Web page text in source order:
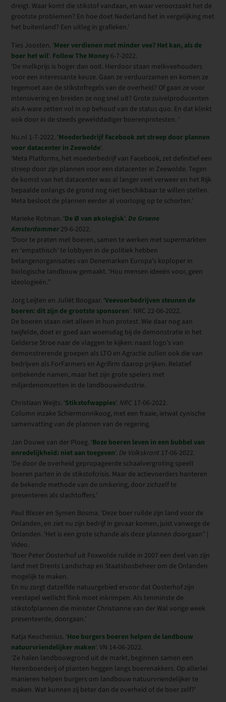
dreigt. Waar komt die stikstof vandaan, en waar veroorzaakt het de
grootste problemen? En hoe doet Nederland het in vergelijking met
het buitenland? Een uitleg in grafieken.’
Ties Joosten. ‘Meer verdienen met minder vee? Het kan, als de
boer het wil‘. Follow The Money 6-7-2022.
‘De melkprijs is hoger dan ooit. Hierdoor staan melkveehouders
voor een interessante keuze. Gaan ze verduurzamen en komen ze
tegemoet aan de stikstofregels van de overheid? Of gaan ze voor
intensivering en breiden ze nog snel uit? Grote zuivelproducenten
als A-ware zetten vol in op behoud van de status quo. En dat klinkt
ook door in de steeds gewelddadiger boerenprotesten. ‘
Nu.nl 1-7-2022. ‘Moederbedrijf Facebook zet streep door plannen
voor datacenter in Zeewolde‘.
‘Meta Platforms, het moederbedrijf van Facebook, zet definitief een
streep door zijn plannen voor een datacenter in Zeewolde. Tegen
de komst van het datacenter was al langer veel verweer en het Rijk
bepaalde onlangs de grond nog niet beschikbaar te willen stellen.
Meta besloot de plannen eerder al voorlopig op te schorten.’
Marieke Rotman. ‘De Ø van økologisk‘.De Groene
Amsterdammer29-6-2022.
‘Door te praten met boeren, samen te werken met supermarkten
en ‘empathisch’ te lobbyen in de politiek hebben
belangenorganisaties van Denemarken Europa’s koploper in
biologische landbouw gemaakt. ‘Hou mensen ideeën voor, geen
ideologieën.’’
Jorg Leijten en Juliët Boogaar. ‘Veevoerbedrijven steunen de
boeren: dit zijn de grootste sponsoren‘. NRC 22-06-2022.
De boeren staan niet alleen in hun protest. Wie daar nog aan
twijfelde, doet er goed aan woensdag bij de demonstratie in het
Gelderse Stroe naar de vlaggen te kijken: naast logo’s van
demonstrerende groepen als LTO en Agractie zullen ook die van
bedrijven als ForFarmers en Agrifirm daarop prijken. Relatief
onbekende namen, maar het zijn grote spelers met
miljardenomzetten in de landbouwindustrie.
Christiaan Weijts. ‘Stikstofwappies‘. NRC 17-06-2022.
Column inzake Schiermonnikoog, met een fraaie, ietwat cynische
samenvatting van de plannen van de regering.
Jan Douwe van der Ploeg. ‘Boze boeren leven in een bubbel van
onredelijkheid: niet aan toegeven‘. De Volkskrant 17-06-2022.
‘De door de overheid gepropageerde schaalvergroting speelt
boeren parten in de stikstofcrisis. Maar de actievoerders hanteren
de bekende methode van de omkering, door zichzelf te
presenteren als slachtoffers.’
Paul Blezer en Symen Bosma. ‘Deze boer ruilde zijn land voor de
Onlanden, en ziet nu zijn bedrijf in gevaar komen, juist vanwege de
Onlanden. ‘Het is een grote schande als deze plannen doorgaan’’ |
Video.
‘Boer Peter Oosterhof uit Foxwolde ruilde in 2007 een deel van zijn
land met Drents Landschap en Staatsbosbeheer om de Onlanden
mogelijk te maken.
En nu zorgt datzelfde natuurgebied ervoor dat Oosterhof zijn
veestapel wellicht flink moet inkrimpen. Als tenminste de
stikstofplannen die minister Christianne van der Wal vorige week
presenteerde, doorgaan.’
Katja Keuchenius. ‘Hoe burgers boeren helpen de landbouw
natuurvriendelijker maken‘. VN 14-06-2022.
‘Ze halen landbouwgrond uit de markt, beginnen samen een
Herenboerderij of planten heggen langs boerenakkers. Op allerlei
manieren helpen burgers om landbouw natuurvriendelijker te
maken. Wat kunnen zij beter dan de overheid of de boer zelf?’